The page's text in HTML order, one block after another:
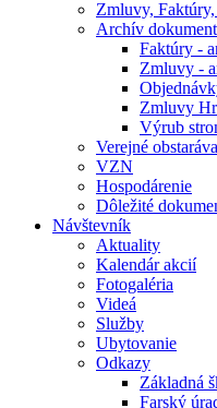
Zmluvy,
Archív
Faktúry -
Zmluvy -
Zmluvy
Výrub
Verejné
VZN
Hospodárenie
Dôležité
Návštevník
Aktuality
Kalendár akcií
Fotogaléria
Videá
Služby
Ubytovanie
Odkazy
Základná
Farský